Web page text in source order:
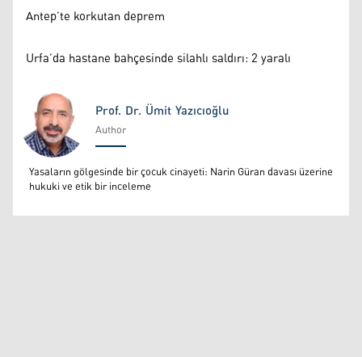
Antep’te korkutan deprem
Urfa’da hastane bahçesinde silahlı saldırı: 2 yaralı
Prof. Dr. Ümit Yazıcıoğlu
Prof. Dr. Ümit Yazıcıoğlu
Author
Yasaların gölgesinde bir çocuk cinayeti: Narin Güran davası üzerine
hukuki ve etik bir inceleme